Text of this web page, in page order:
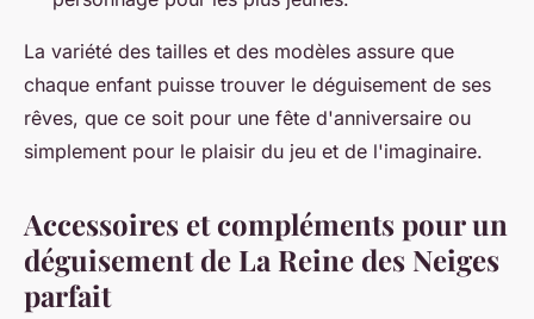
La variété des tailles et des modèles assure que
chaque enfant puisse trouver le déguisement de ses
rêves, que ce soit pour une fête d'anniversaire ou
simplement pour le plaisir du jeu et de l'imaginaire.
Accessoires et compléments pour un
déguisement de La Reine des Neiges
parfait